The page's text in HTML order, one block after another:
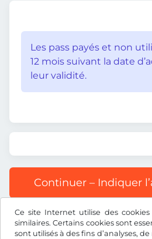
Ce site Internet utilise des
similaires. Certains cookies sont
sont utilisés à des fins d’analyses,
Les pass payés et non
12 mois suivant la date
leur validité.
Continuer – Indiquer
Tous les prix s’entendent TVA